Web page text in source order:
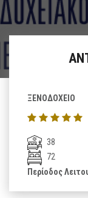
ΞΕΝΟΔΟΧΕΙΟ
38
72
Περίοδος